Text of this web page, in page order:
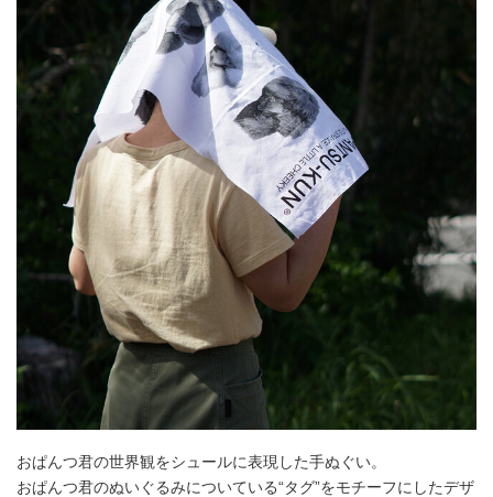
おぱんつ君の世界観をシュールに表現した手ぬぐい。
おぱんつ君のぬいぐるみについている“タグ”をモチーフにしたデザ